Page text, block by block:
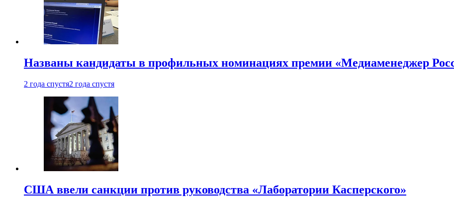
Названы кандидаты в профильных номинациях премии «Медиаменеджер
2 года спустя2 года спустя
США ввели санкции против руководства «Лаборатории Касперского»